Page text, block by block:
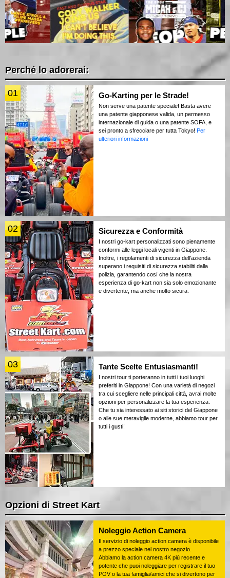
Perché lo adorerai:
01 Go-Karting per le Strade!
Non serve una patente speciale! Basta avere
una patente giapponese valida, un permesso
internazionale di guida o una patente SOFA, e
sei pronto a sfrecciare per tutta Tokyo! Per
ulteriori informazioni
02 Sicurezza e Conformità
I nostri go-kart personalizzati sono pienamente
conformi alle leggi locali vigenti in Giappone.
Inoltre, i regolamenti di sicurezza dell'azienda
superano i requisiti di sicurezza stabiliti dalla
polizia, garantendo così che la nostra
esperienza di go-kart non sia solo emozionante
e divertente, ma anche molto sicura.
03 Tante Scelte Entusiasmanti!
I nostri tour ti porteranno in tutti i tuoi luoghi
preferiti in Giappone! Con una varietà di negozi
tra cui scegliere nelle principali città, avrai molte
opzioni per personalizzare la tua esperienza.
Che tu sia interessato ai siti storici del Giappone
o alle sue meraviglie moderne, abbiamo tour per
tutti i gusti!
Opzioni di Street Kart
Noleggio Action Camera
Il servizio di noleggio action camera è disponibile
a prezzo speciale nel nostro negozio.
Abbiamo la action camera 4K più recente e
potente che puoi noleggiare per registrare il tuo
POV o la tua famiglia/amici che si divertono per